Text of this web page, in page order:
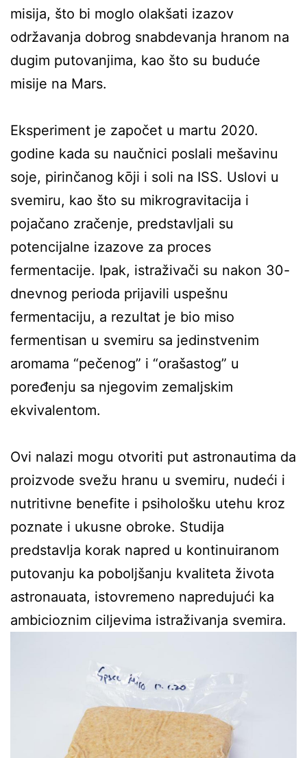
misija, što bi moglo olakšati izazov
održavanja dobrog snabdevanja hranom na
dugim putovanjima, kao što su buduće
misije na Mars.
Eksperiment je započet u martu 2020.
godine kada su naučnici poslali mešavinu
soje, pirinčanog kōji i soli na ISS. Uslovi u
svemiru, kao što su mikrogravitacija i
pojačano zračenje, predstavljali su
potencijalne izazove za proces
fermentacije. Ipak, istraživači su nakon 30-
dnevnog perioda prijavili uspešnu
fermentaciju, a rezultat je bio miso
fermentisan u svemiru sa jedinstvenim
aromama “pečenog” i “orašastog” u
poređenju sa njegovim zemaljskim
ekvivalentom.
Ovi nalazi mogu otvoriti put astronautima da
proizvode svežu hranu u svemiru, nudeći i
nutritivne benefite i psihološku utehu kroz
poznate i ukusne obroke. Studija
predstavlja korak napred u kontinuiranom
putovanju ka poboljšanju kvaliteta života
astronauata, istovremeno napredujući ka
ambicioznim ciljevima istraživanja svemira.